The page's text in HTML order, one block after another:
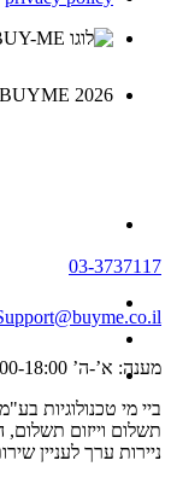
2026
03-3737117
מענה: א’-ה’ 9:00-18:00, ו’ וערבי חג 9:00-13:00
ביי מי טכנולוגיות
ניירות ערך לעניין